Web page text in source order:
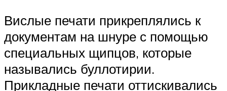
Вислые печати прикреплялись к
документам на шнуре с помощью
специальных щипцов, которые
назывались буллотирии.
Прикладные печати оттискивались